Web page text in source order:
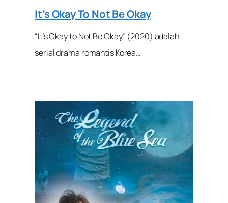
It’s Okay To Not Be Okay
“It’s Okay to Not Be Okay” (2020) adalah
serial drama romantis Korea…